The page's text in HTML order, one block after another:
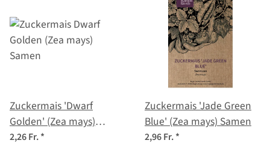
Zuckermais 'Dwarf
Golden' (Zea mays)
Samen
2,26 Fr.*
Zuckermais 'Jade Green
Blue' (Zea mays) Samen
2,96 Fr.*